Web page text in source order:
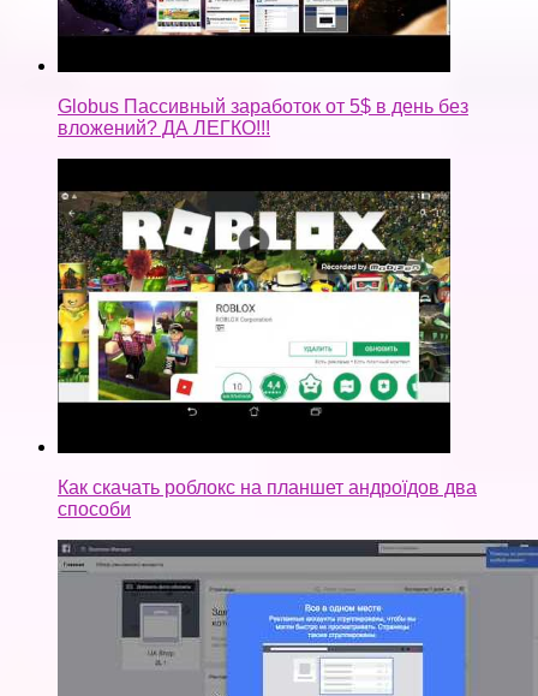
Globus Пассивный заработок от 5$ в день без
вложений? ДА ЛЕГКО!!!
Как скачать роблокс на планшет андроїдов два
способи